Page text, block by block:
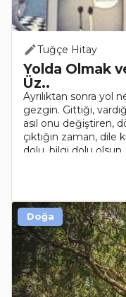
Tuğçe Hitay
Yolda Olmak
Üz..
Ayrılıktan sonra yol
gezgin. Gittiği,
asıl onu değiştiren,
çıktığın zaman,
dolu, bilgi dolu olsun.
Doğa